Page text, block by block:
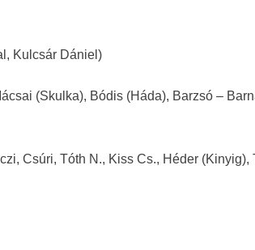
Kulcsár Dániel)
(Skulka), Bódis (Háda), Barzsó –
Csúri, Tóth N., Kiss Cs., Héder (Kinyig),